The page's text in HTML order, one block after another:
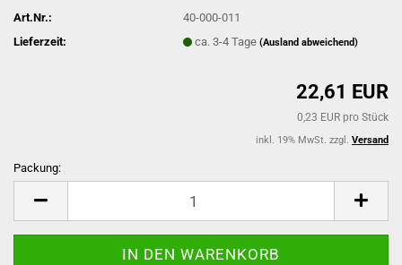
Art.Nr.:
40-000-011
Lieferzeit:
ca. 3-4 Tage(Ausland abweichend)
22,61 EUR
0,23 EUR pro Stück
inkl. 19% MwSt. zzgl. Versand
Packung: